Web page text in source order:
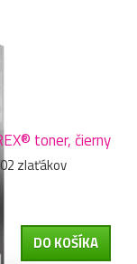
toner, čierny
zlaťákov
DO KOŠÍKA